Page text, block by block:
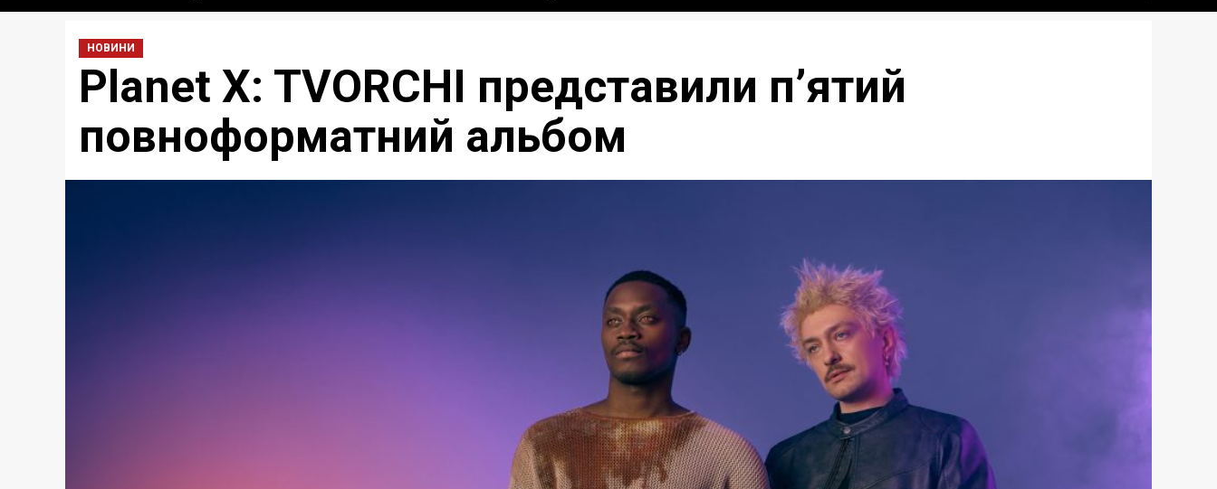
НОВИНИ
Planet X: TVORCHI представили п’ятий
повноформатний альбом